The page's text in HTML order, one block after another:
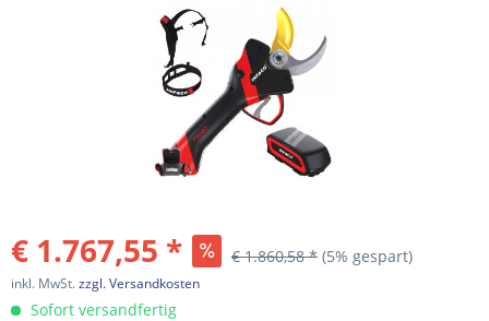
€ 1.767,55 * € 1.860,58 * (5% gespart)
inkl. MwSt.zzgl. Versandkosten
Sofort versandfertig